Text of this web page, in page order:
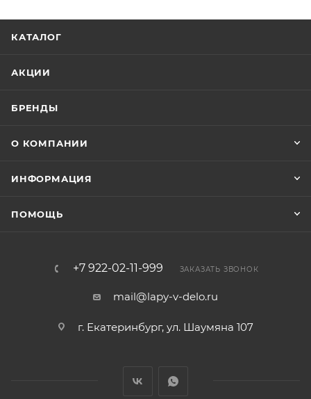
КАТАЛОГ
АКЦИИ
БРЕНДЫ
О КОМПАНИИ
ИНФОРМАЦИЯ
ПОМОЩЬ
+7 922-02-11-999 ЗАКАЗАТЬ ЗВОНОК
mail@lapy-v-delo.ru
г. Екатеринбург, ул. Шаумяна 107